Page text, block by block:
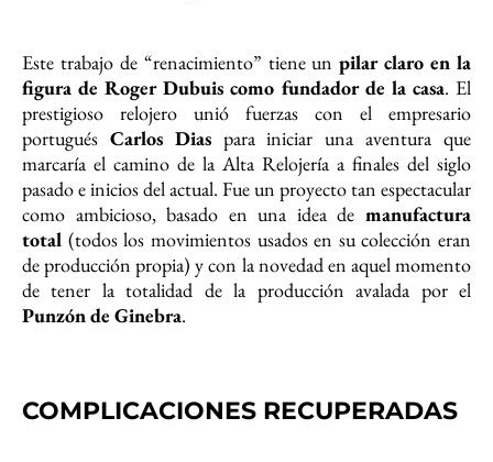
Este trabajo de “renacimiento” tiene unpilar claro en la
figura de Roger Dubuis como fundador de la casa. El
prestigioso relojero unió fuerzas con el empresario
portugués Carlos Diaspara iniciar una aventura que
marcaría el camino de la Alta Relojería a finales del siglo
pasado e inicios del actual. Fue un proyecto tan espectacular
como ambicioso, basado en una idea de manufactura
total (todos los movimientos usados en su colección eran
de producción propia) y con la novedad en aquel momento
de tener la totalidad de la producción avalada por el
Punzón de Ginebra.
COMPLICACIONES RECUPERADAS